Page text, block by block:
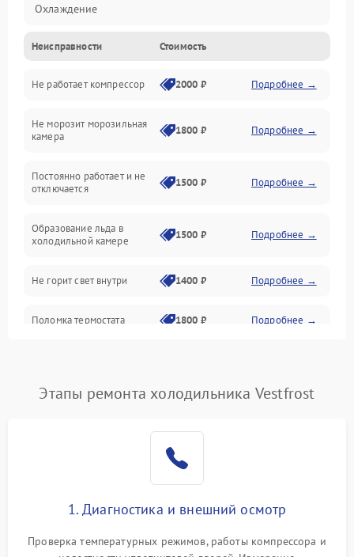
Охлаждение
Механика
Электропитание
Дренаж
Неисправности Стоимость
Не работает компрессор 2000 ₽ Подробнее →
Не морозит морозильная
камера
1800 ₽ Подробнее →
Постоянно работает и не
отключается
1500 ₽ Подробнее →
Образование льда в
холодильной камере
1500 ₽ Подробнее →
Не горит свет внутри 1400 ₽ Подробнее →
Поломка термостата 1800 ₽ Подробнее →
Поломка системы No Frost 2600 ₽ Подробнее →
работе
2000 ₽ Подробнее →
Этапы ремонта холодильника Vestfrost
1. Диагностика и внешний осмотр
Проверка температурных режимов, работы компрессора и